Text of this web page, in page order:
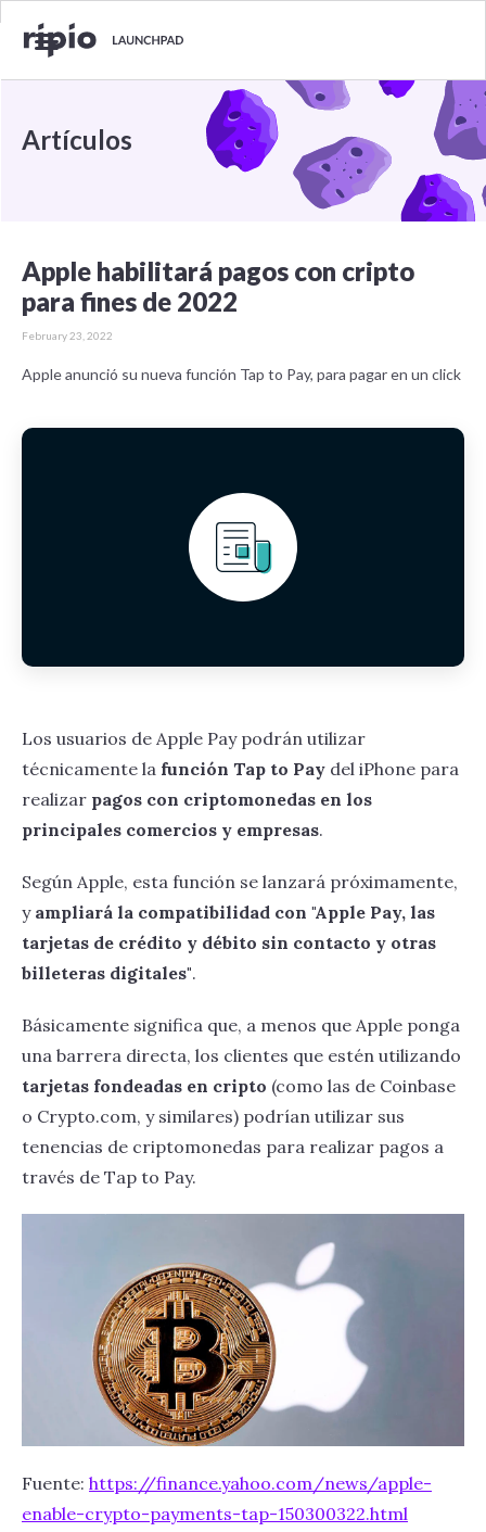
Artículos
Apple habilitará pagos con cripto
para fines de 2022
February 23, 2022
Apple anunció su nueva función Tap to Pay, para pagar en un click
Los usuarios de Apple Pay podrán utilizar
técnicamente la función Tap to Pay del iPhone para
realizar pagos con criptomonedas en los
principales comercios y empresas.
Según Apple, esta función se lanzará próximamente,
y ampliará la compatibilidad con "Apple Pay, las
tarjetas de crédito y débito sin contacto y otras
billeteras digitales".
Básicamente significa que, a menos que Apple ponga
una barrera directa, los clientes que estén utilizando
tarjetas fondeadas en cripto (como las de Coinbase
o Crypto.com, y similares) podrían utilizar sus
tenencias de criptomonedas para realizar pagos a
través de Tap to Pay.
Fuente: https://finance.yahoo.com/news/apple-
enable-crypto-payments-tap-150300322.html